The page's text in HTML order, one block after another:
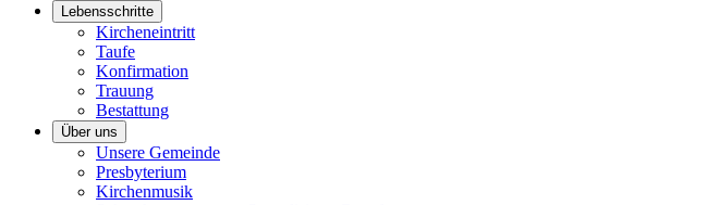
Lebensschritte
Kircheneintritt
Taufe
Konfirmation
Trauung
Bestattung
Über uns
Unsere Gemeinde
Presbyterium
Kirchenmusik